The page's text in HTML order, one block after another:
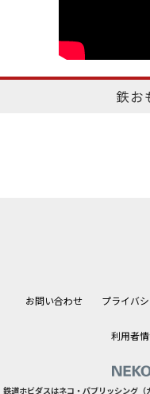
鉄お
お問い合わせ プライバ
利用者
鉄道ホビダスはネコ・パブリッシング